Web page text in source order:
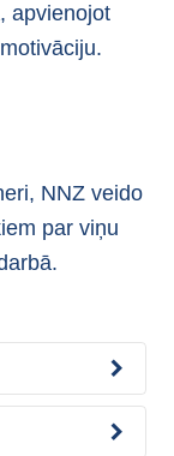
apvienojot
NNZ veido
par viņu